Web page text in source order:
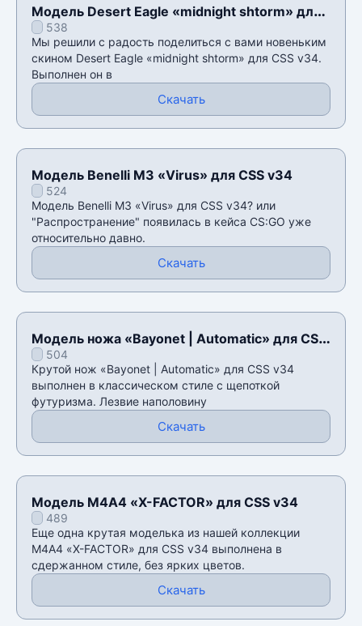
Модель Desert Eagle «midnight shtorm» для
CSS v34
538
Мы решили с радость поделиться с вами новеньким
скином Desert Eagle «midnight shtorm» для CSS v34.
Выполнен он в
Скачать
Модель Benelli M3 «Virus» для CSS v34
524
Модель Benelli M3 «Virus» для CSS v34? или
"Распространение" появилась в кейса CS:GO уже
относительно давно.
Скачать
Модель ножа «Bayonet | Automatic» для CSS
v34504
Крутой нож «Bayonet | Automatic» для CSS v34
выполнен в классическом стиле с щепоткой
футуризма. Лезвие наполовину
Скачать
Модель М4А4 «X-FACTOR» для CSS v34
489
Еще одна крутая моделька из нашей коллекции
М4А4 «X-FACTOR» для CSS v34 выполнена в
сдержанном стиле, без ярких цветов.
Скачать